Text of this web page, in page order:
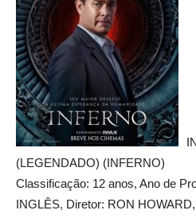
(LEGENDADO) (INFERNO)
Classificação: 12 anos, Ano de
INGLÊS, Diretor: RON